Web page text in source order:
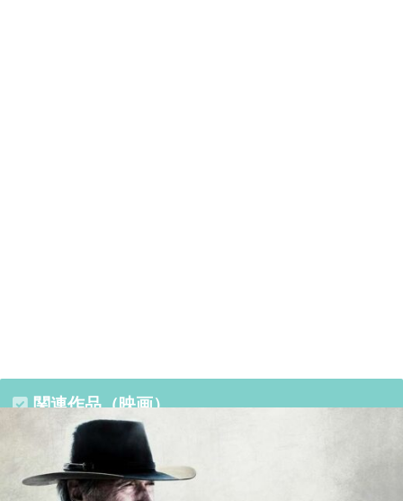
関連作品（映画）